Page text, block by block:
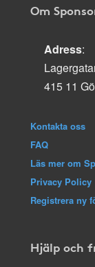
Om
Adress:
415 11
Kontakta oss
FAQ
Läs mer om
Privacy Policy
Registrera ny
Hjälp och